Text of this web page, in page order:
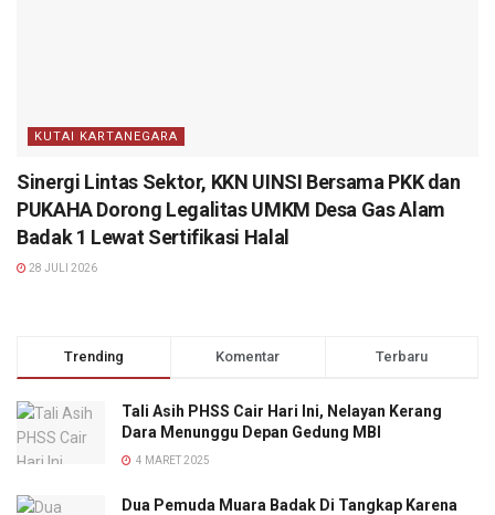
KUTAI KARTANEGARA
Sinergi Lintas Sektor, KKN UINSI Bersama PKK dan
PUKAHA Dorong Legalitas UMKM Desa Gas Alam
Badak 1 Lewat Sertifikasi Halal
28 JULI 2026
Trending Komentar Terbaru
Tali Asih PHSS Cair Hari Ini, Nelayan Kerang
Dara Menunggu Depan Gedung MBI
4 MARET 2025
Dua Pemuda Muara Badak Di Tangkap Karena